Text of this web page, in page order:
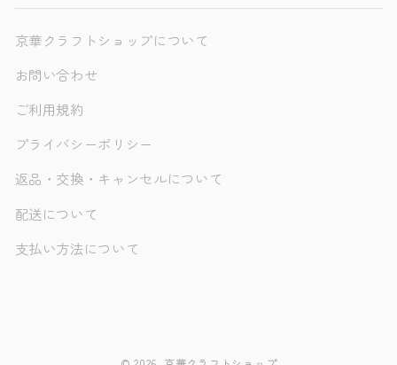
京華クラフトショップについて
お問い合わせ
ご利用規約
プライバシーポリシー
返品・交換・キャンセルについて
配送について
支払い方法について